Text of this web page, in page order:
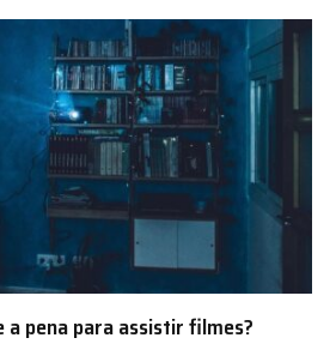
pena para assistir filmes?